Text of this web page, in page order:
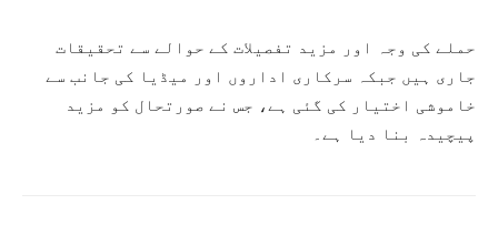
حملے کی وجہ اور مزید تفصیلات کے حوالے سے تحقیقات
جاری ہیں جبکہ سرکاری اداروں اور میڈیا کی جانب سے
خاموشی اختیار کی گئی ہے، جس نے صورتحال کو مزید
پیچیدہ بنا دیا ہے۔